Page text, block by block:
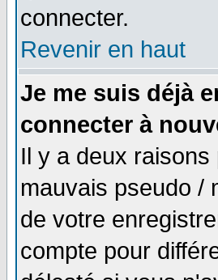
connecter.
Revenir en haut
Je me suis déjà
connecter à
Il y a deux
mauvais pseudo /
de votre
compte pour